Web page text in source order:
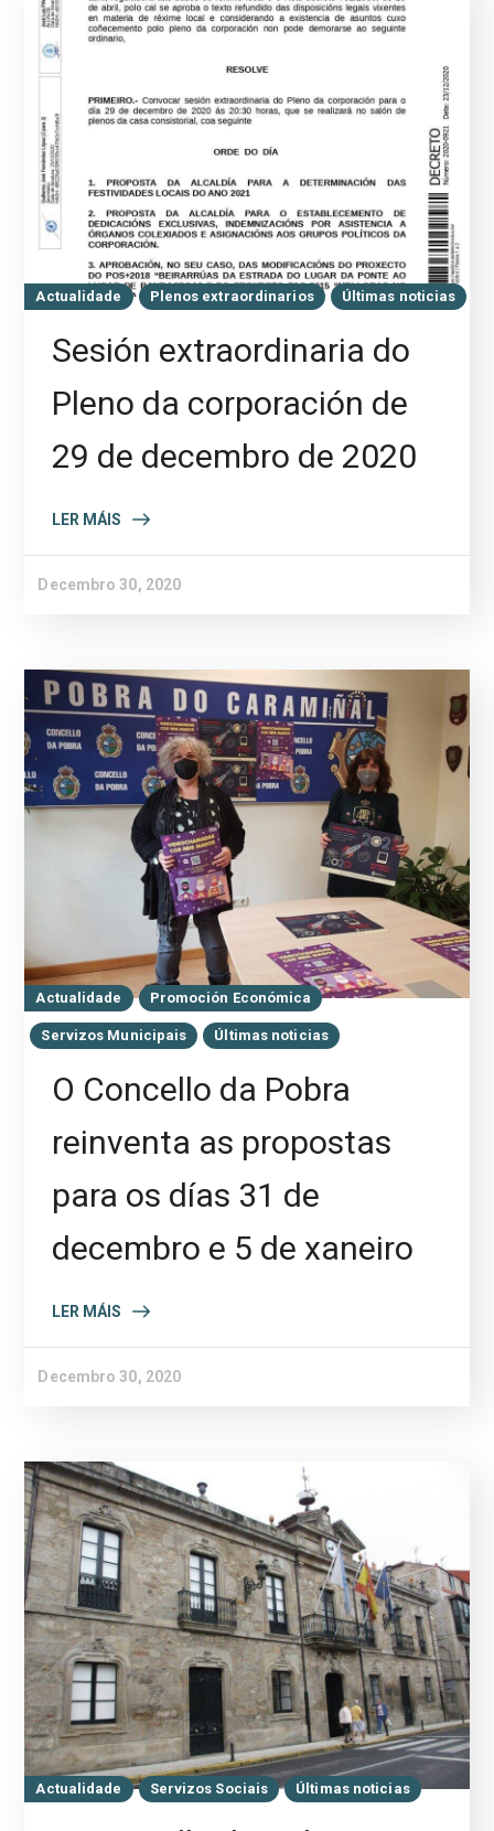
Actualidade Plenos extraordinarios Últimas noticias
Sesión extraordinaria do
Pleno da corporación de
29 de decembro de 2020
LER MÁIS
Decembro 30, 2020
Actualidade Promoción Económica
Servizos Municipais Últimas noticias
O Concello da Pobra
reinventa as propostas
para os días 31 de
decembro e 5 de xaneiro
LER MÁIS
Decembro 30, 2020
Actualidade Servizos Sociais Últimas noticias